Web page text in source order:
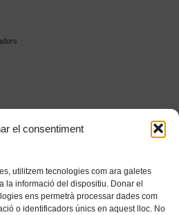
el consentiment
utilitzem tecnologies com ara galetes
la informació del dispositiu. Donar el
ens permetrà processar dades com
o identificadors únics en aquest lloc. No